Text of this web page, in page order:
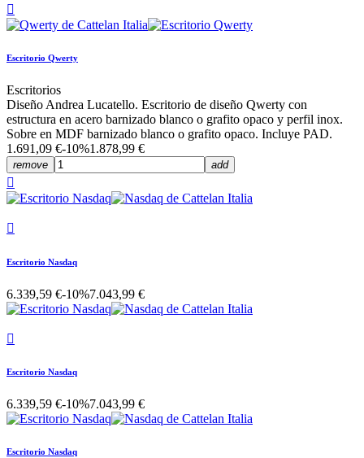

Escritorio Qwerty
Escritorios
Diseño Andrea Lucatello. Escritorio de diseño Qwerty con
estructura en acero barnizado blanco o grafito opaco y perfil inox.
Sobre en MDF barnizado blanco o grafito opaco. Incluye PAD.
1.691,09 €-10%1.878,99 €
remove add


Escritorio Nasdaq
6.339,59 €-10%7.043,99 €

Escritorio Nasdaq
6.339,59 €-10%7.043,99 €
Escritorio Nasdaq